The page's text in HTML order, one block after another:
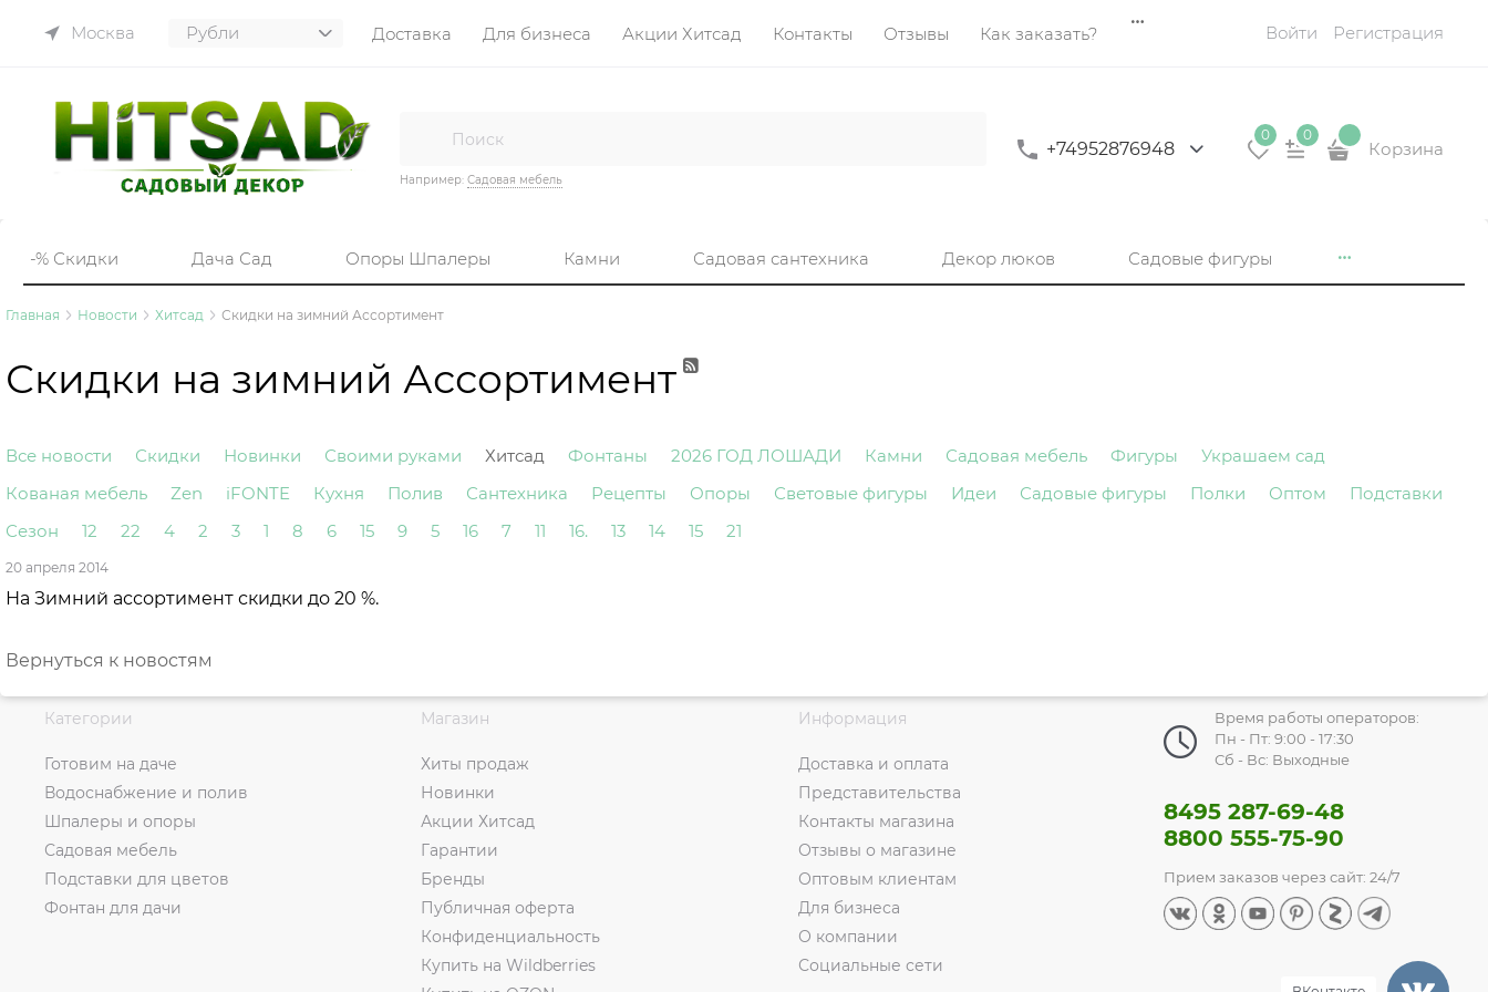
Москва Доставка Для бизнеса Акции Хитсад Контакты Отзывы Как заказать? Войти Регистрация
Например: Садовая мебель
+74952876948
0 0
Корзина
-% Скидки Дача Сад Опоры Шпалеры Камни Садовая сантехника Декор люков Садовые фигуры
Главная Новости Хитсад Скидки на зимний Ассортимент
Скидки на зимний Ассортимент
Все новости Скидки Новинки Своими руками Хитсад Фонтаны 2026 ГОД ЛОШАДИ Камни Садовая мебель Фигуры
Украшаем сад
Кованая мебель
Zen iFONTE Кухня Полив Сантехника Рецепты Опоры Световые фигуры Идеи Садовые фигуры Полки Оптом
Подставки
Сезон
12 22 4 2 3 1 8 6 15 9 5 16 7 11 16. 13 14 15 21
20 апреля 2014
На Зимний ассортимент скидки до 20 %.
Вернуться к новостям
Категории
Готовим на даче
Водоснабжение и полив
Шпалеры и опоры
Садовая мебель
Подставки для цветов
Фонтан для дачи
Магазин
Хиты продаж
Новинки
Акции Хитсад
Гарантии
Бренды
Публичная оферта
Конфиденциальность
Купить на Wildberries
Информация
Доставка и оплата
Представительства
Контакты магазина
Отзывы о магазине
Оптовым клиентам
Для бизнеса
О компании
Социальные сети
Время работы операторов:
Пн - Пт: 9:00 - 17:30
Сб - Вс: Выходные
8495 287-69-48
8800 555-75-90
Прием заказов через сайт: 24/7